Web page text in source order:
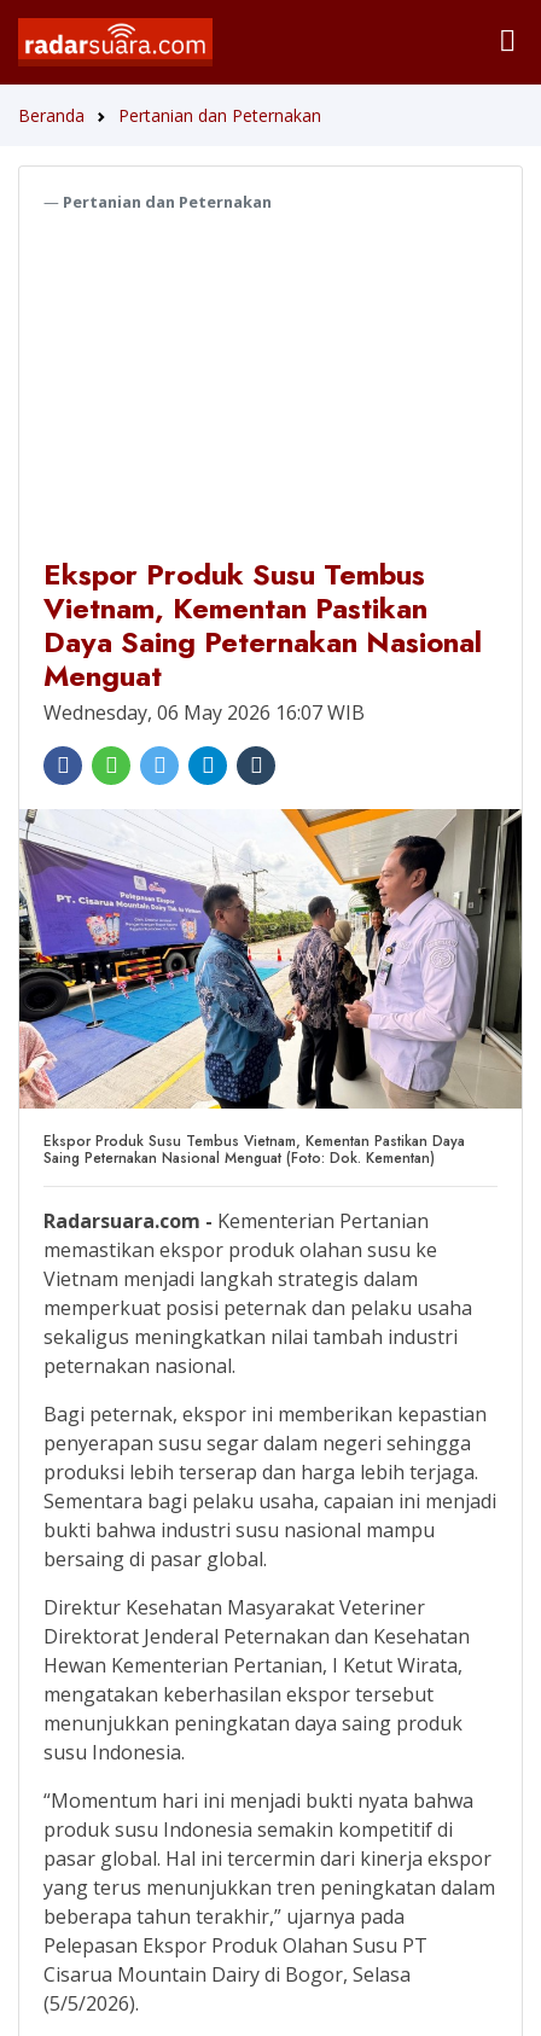
Beranda Pertanian dan Peternakan
Pertanian dan Peternakan
Ekspor Produk Susu Tembus
Vietnam, Kementan Pastikan
Daya Saing Peternakan Nasional
Menguat
Wednesday, 06 May 2026 16:07 WIB
Ekspor Produk Susu Tembus Vietnam, Kementan Pastikan Daya
Saing Peternakan Nasional Menguat (Foto: Dok. Kementan)
Radarsuara.com - Kementerian Pertanian
memastikan ekspor produk olahan susu ke
Vietnam menjadi langkah strategis dalam
memperkuat posisi peternak dan pelaku usaha
sekaligus meningkatkan nilai tambah industri
peternakan nasional.
Bagi peternak, ekspor ini memberikan kepastian
penyerapan susu segar dalam negeri sehingga
produksi lebih terserap dan harga lebih terjaga.
Sementara bagi pelaku usaha, capaian ini menjadi
bukti bahwa industri susu nasional mampu
bersaing di pasar global.
Direktur Kesehatan Masyarakat Veteriner
Direktorat Jenderal Peternakan dan Kesehatan
Hewan Kementerian Pertanian, I Ketut Wirata,
mengatakan keberhasilan ekspor tersebut
menunjukkan peningkatan daya saing produk
susu Indonesia.
“Momentum hari ini menjadi bukti nyata bahwa
produk susu Indonesia semakin kompetitif di
pasar global. Hal ini tercermin dari kinerja ekspor
yang terus menunjukkan tren peningkatan dalam
beberapa tahun terakhir,” ujarnya pada
Pelepasan Ekspor Produk Olahan Susu PT
Cisarua Mountain Dairy di Bogor, Selasa
(5/5/2026).